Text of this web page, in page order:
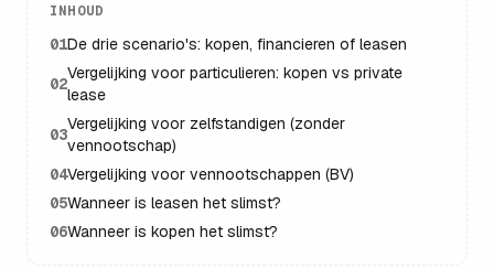
INHOUD
01De drie scenario's: kopen, financieren of leasen
02
Vergelijking voor particulieren: kopen vs private
lease
03
Vergelijking voor zelfstandigen (zonder
vennootschap)
04Vergelijking voor vennootschappen (BV)
05Wanneer is leasen het slimst?
06Wanneer is kopen het slimst?